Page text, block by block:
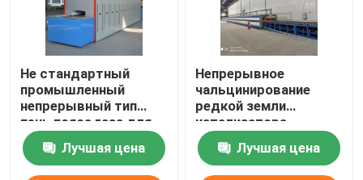
Не стандартный
промышленный
непрерывный тип
печь пояса газа для
керамики
Лучшая цена
Непрерывное
чальцинирование
редкой земли
катализатора
природного газа
энергии печи пояса
сетки
Лучшая цена